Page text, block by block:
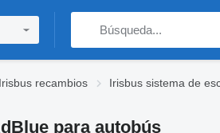
Irisbus recambios Irisbus sistema de
para autobús